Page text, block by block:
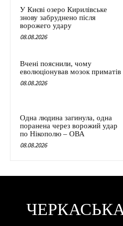
У Києві озеро Кирилівське
знову забруднено після
ворожего удару
08.08.2026
Вчені пояснили, чому
еволюціонував мозок приматів
08.08.2026
Одна людина загинула, одна
поранена через ворожий удар
по Нікополю – ОВА
08.08.2026